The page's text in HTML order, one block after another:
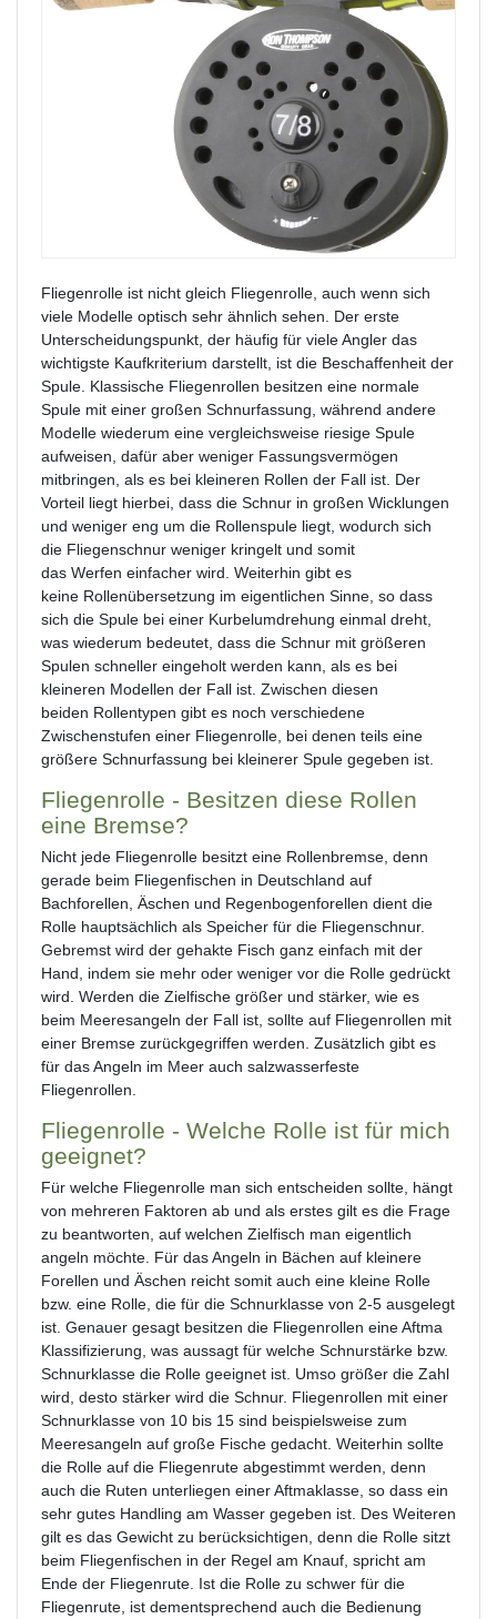
Fliegenrolle ist nicht gleich Fliegenrolle, auch wenn sich
viele Modelle optisch sehr ähnlich sehen. Der erste
Unterscheidungspunkt, der häufig für viele Angler das
wichtigste Kaufkriterium darstellt, ist die Beschaffenheit der
Spule. Klassische Fliegenrollen besitzen eine normale
Spule mit einer großen Schnurfassung, während andere
Modelle wiederum eine vergleichsweise riesige Spule
aufweisen, dafür aber weniger Fassungsvermögen
mitbringen, als es bei kleineren Rollen der Fall ist. Der
Vorteil liegt hierbei, dass die Schnur in großen Wicklungen
und weniger eng um die Rollenspule liegt, wodurch sich
die Fliegenschnur weniger kringelt und somit
das Werfen einfacher wird. Weiterhin gibt es
keine Rollenübersetzung im eigentlichen Sinne, so dass
sich die Spule bei einer Kurbelumdrehung einmal dreht,
was wiederum bedeutet, dass die Schnur mit größeren
Spulen schneller eingeholt werden kann, als es bei
kleineren Modellen der Fall ist. Zwischen diesen
beiden Rollentypen gibt es noch verschiedene
Zwischenstufen einer Fliegenrolle, bei denen teils eine
größere Schnurfassung bei kleinerer Spule gegeben ist.
Fliegenrolle - Besitzen diese Rollen
eine Bremse?
Nicht jede Fliegenrolle besitzt eine Rollenbremse, denn
gerade beim Fliegenfischen in Deutschland auf
Bachforellen, Äschen und Regenbogenforellen dient die
Rolle hauptsächlich als Speicher für die Fliegenschnur.
Gebremst wird der gehakte Fisch ganz einfach mit der
Hand, indem sie mehr oder weniger vor die Rolle gedrückt
wird. Werden die Zielfische größer und stärker, wie es
beim Meeresangeln der Fall ist, sollte auf Fliegenrollen mit
einer Bremse zurückgegriffen werden. Zusätzlich gibt es
für das Angeln im Meer auch salzwasserfeste
Fliegenrollen.
Fliegenrolle - Welche Rolle ist für mich
geeignet?
Für welche Fliegenrolle man sich entscheiden sollte, hängt
von mehreren Faktoren ab und als erstes gilt es die Frage
zu beantworten, auf welchen Zielfisch man eigentlich
angeln möchte. Für das Angeln in Bächen auf kleinere
Forellen und Äschen reicht somit auch eine kleine Rolle
bzw. eine Rolle, die für die Schnurklasse von 2-5 ausgelegt
ist. Genauer gesagt besitzen die Fliegenrollen eine Aftma
Klassifizierung, was aussagt für welche Schnurstärke bzw.
Schnurklasse die Rolle geeignet ist. Umso größer die Zahl
wird, desto stärker wird die Schnur. Fliegenrollen mit einer
Schnurklasse von 10 bis 15 sind beispielsweise zum
Meeresangeln auf große Fische gedacht. Weiterhin sollte
die Rolle auf die Fliegenrute abgestimmt werden, denn
auch die Ruten unterliegen einer Aftmaklasse, so dass ein
sehr gutes Handling am Wasser gegeben ist. Des Weiteren
gilt es das Gewicht zu berücksichtigen, denn die Rolle sitzt
beim Fliegenfischen in der Regel am Knauf, spricht am
Ende der Fliegenrute. Ist die Rolle zu schwer für die
Fliegenrute, ist dementsprechend auch die Bedienung